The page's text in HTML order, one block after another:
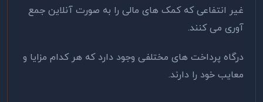
غیر انتفاعی که کمک های مالی را به صورت آنلاین جمع
آوری می کنند.
درگاه پرداخت های مختلفی وجود دارد که هر کدام مزایا و
معایب خود را دارند.